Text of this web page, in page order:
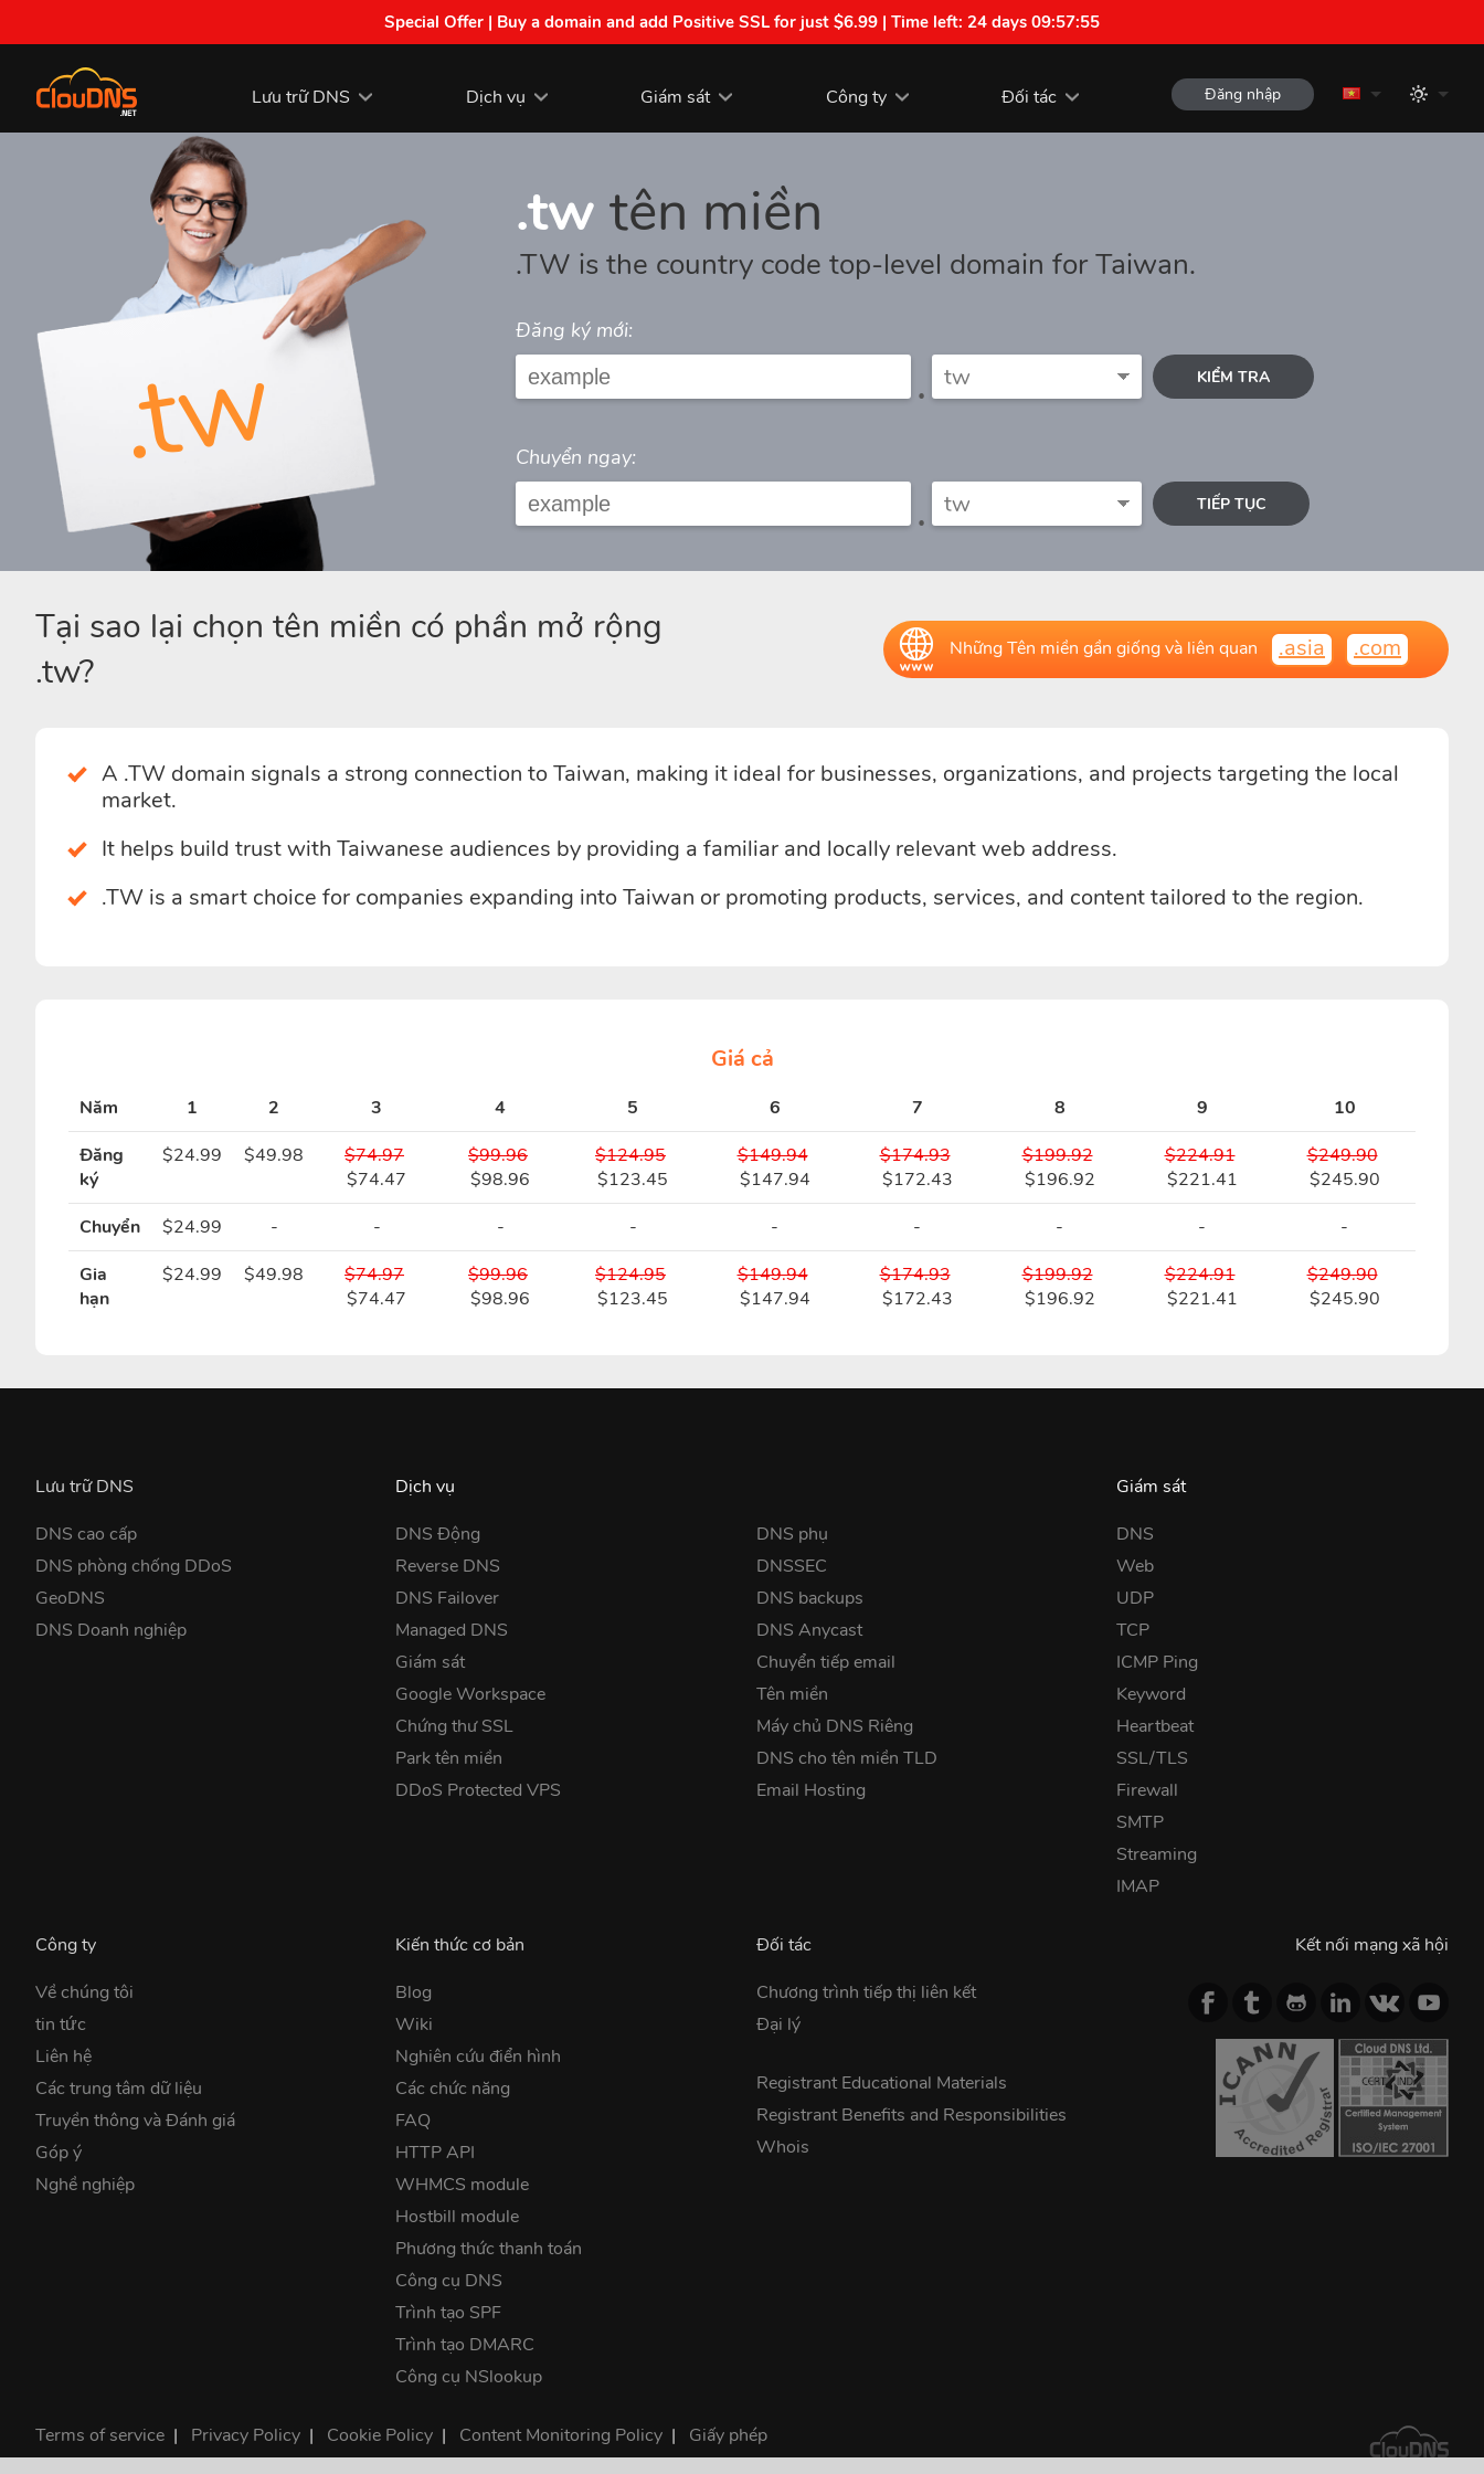
Special Offer | Buy a domain and add Positive SSL for just $6.99 | Time left: 24 days 09:57:54
Lưu trữ DNS Dịch vụ Giám sát Công ty Đối tác Đăng nhập
.tw
.tw tên miền
.TW is the country code top-level domain for Taiwan.
Đăng ký mới:
. KIỂM TRA
Chuyển ngay:
. TIẾP TỤC
Tại sao lại chọn tên miền có phần mở rộng
.tw?
Những Tên miền gần giống và liên quan .asia .com
A .TW domain signals a strong connection to Taiwan, making it ideal for businesses, organizations, and projects targeting the local
market.
It helps build trust with Taiwanese audiences by providing a familiar and locally relevant web address.
.TW is a smart choice for companies expanding into Taiwan or promoting products, services, and content tailored to the region.
Giá cả
Năm 1 2 3 4 5 6 7 8 9
10
Đăng
ký
$24.99 $49.98
$74.97
$74.47
$99.96
$98.96
$124.95
$123.45
$149.94
$147.94
$174.93
$172.43
$199.92
$196.92
$224.91
$221.41
$249.90
$245.90
Chuyển
$24.99 - - - - - - - -
-
Gia
hạn
$24.99 $49.98
$74.97
$74.47
$99.96
$98.96
$124.95
$123.45
$149.94
$147.94
$174.93
$172.43
$199.92
$196.92
$224.91
$221.41
$249.90
$245.90
Lưu trữ DNS
DNS cao cấp
DNS phòng chống DDoS
GeoDNS
DNS Doanh nghiệp
Dịch vụ
DNS Động
Reverse DNS
DNS Failover
Managed DNS
Giám sát
Google Workspace
Chứng thư SSL
Park tên miền
DDoS Protected VPS
DNS phụ
DNSSEC
DNS backups
DNS Anycast
Chuyển tiếp email
Tên miền
Máy chủ DNS Riêng
DNS cho tên miền TLD
Email Hosting
Giám sát
DNS
Web
UDP
TCP
ICMP Ping
Keyword
Heartbeat
SSL/TLS
Firewall
SMTP
Streaming
IMAP
Công ty
Về chúng tôi
tin tức
Liên hệ
Các trung tâm dữ liệu
Truyền thông và Đánh giá
Góp ý
Nghề nghiệp
Kiến thức cơ bản
Blog
Wiki
Nghiên cứu điển hình
Các chức năng
FAQ
HTTP API
WHMCS module
Hostbill module
Phương thức thanh toán
Công cụ DNS
Trình tạo SPF
Trình tạo DMARC
Công cụ NSlookup
Đối tác
Chương trình tiếp thị liên kết
Đại lý
Registrant Educational Materials
Registrant Benefits and Responsibilities
Whois
Kết nối mạng xã hội
Terms of service | Privacy Policy | Cookie Policy | Content Monitoring Policy | Giấy phép